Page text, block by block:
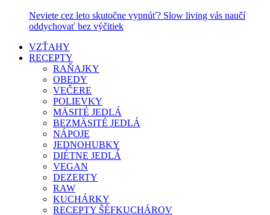
Neviete cez leto skutočne vypnúť? Slow living vás naučí
oddychovať bez výčitiek
VZŤAHY
RECEPTY
RAŇAJKY
OBEDY
VEČERE
POLIEVKY
MÄSITÉ JEDLÁ
BEZMÄSITÉ JEDLÁ
NÁPOJE
JEDNOHUBKY
DIÉTNE JEDLÁ
VEGAN
DEZERTY
RAW
KUCHÁRKY
RECEPTY ŠÉFKUCHÁROV